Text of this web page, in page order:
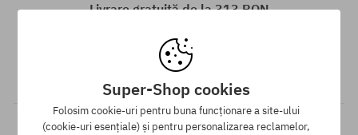
Livrare gratuită de la 313 RON
Asigurăm GRATUIT expedierea comenzii prin curier pentru toate
comenzile, ale căror valoare este mai mare de 313 lei,
indiferent de modalitatea de plată aleasă.
Super-Shop cookies
Folosim cookie-uri pentru buna funcționare a site-ului
(cookie-uri esențiale) și pentru personalizarea reclamelor,